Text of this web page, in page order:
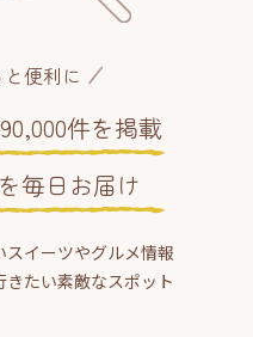
便利に
件を掲載
毎日お届け
イーツやグルメ情報
たい素敵なスポット